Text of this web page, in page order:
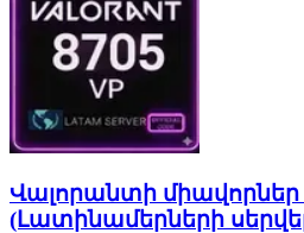
Վալորանտի միավորներ -
(Լատինամերների